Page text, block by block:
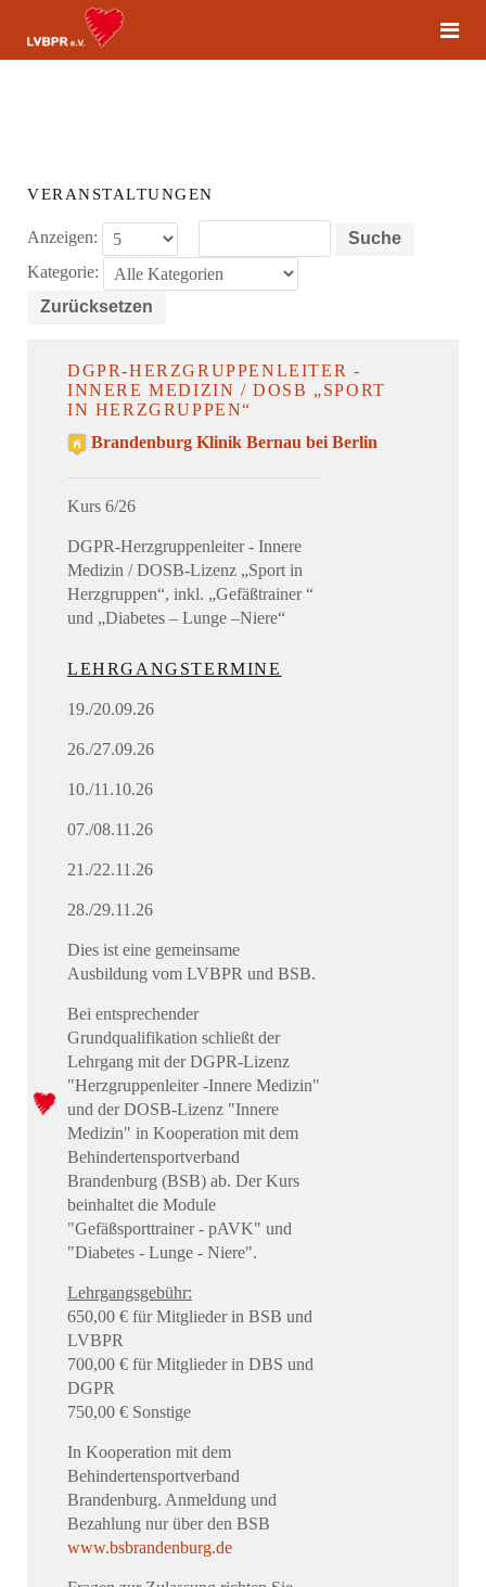
VERANSTALTUNGEN
Anzeigen:
Suche
Kategorie:
Zurücksetzen
DGPR-HERZGRUPPENLEITER -
INNERE MEDIZIN / DOSB „SPORT
IN HERZGRUPPEN“
Brandenburg Klinik Bernau bei Berlin
Kurs 6/26
DGPR-Herzgruppenleiter - Innere
Medizin / DOSB-Lizenz „Sport in
Herzgruppen“, inkl. „Gefäßtrainer “
und „Diabetes – Lunge –Niere“
LEHRGANGSTERMINE
19./20.09.26
26./27.09.26
10./11.10.26
07./08.11.26
21./22.11.26
28./29.11.26
Dies ist eine gemeinsame
Ausbildung vom LVBPR und BSB.
Bei entsprechender
Grundqualifikation schließt der
Lehrgang mit der DGPR-Lizenz
"Herzgruppenleiter -Innere Medizin"
und der DOSB-Lizenz "Innere
Medizin" in Kooperation mit dem
Behindertensportverband
Brandenburg (BSB) ab. Der Kurs
beinhaltet die Module
"Gefäßsporttrainer - pAVK" und
"Diabetes - Lunge - Niere".
Lehrgangsgebühr:
650,00 € für Mitglieder in BSB und
LVBPR
700,00 € für Mitglieder in DBS und
DGPR
750,00 € Sonstige
In Kooperation mit dem
Behindertensportverband
Brandenburg. Anmeldung und
Bezahlung nur über den BSB
www.bsbrandenburg.de